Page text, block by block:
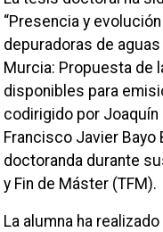
“Presencia y
depuradoras de
Murcia: Propuesta de
disponibles para
codirigido por Joaquín
Francisco Javier Bayo
doctoranda durante
y Fin de Máster (TFM).
La alumna ha